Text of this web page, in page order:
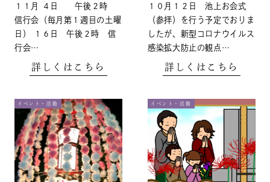
１１月 ４日 午後２時
信行会（毎月第１週目の土曜
日） １６日 午後２時 信
行会…
詳しくはこちら
１０月１２日 池上お会式
（参拝）を行う予定でおりま
したが、新型コロナウイルス
感染拡大防止の観点…
詳しくはこちら
イベント・活動 イベント・活動